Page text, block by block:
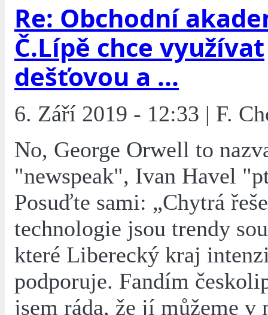
Re: Obchodní
Č.Lípě chce využívat
dešťovou a ...
6. Září 2019 - 12:33 | F.
No, George Orwell to
"newspeak", Ivan Havel
Posuďte sami: „Chytrá
technologie jsou trendy
které Liberecký kraj
podporuje. Fandím
jsem ráda, že jí můžeme v